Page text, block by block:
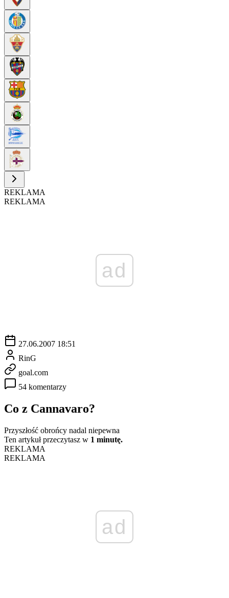
REKLAMA
REKLAMA
ad
27.06.2007 18:51
RinG
goal.com
54 komentarzy
Co z Cannavaro?
Przyszłość obrońcy nadal niepewna
Ten artykuł przeczytasz w 1 minutę.
REKLAMA
REKLAMA
ad